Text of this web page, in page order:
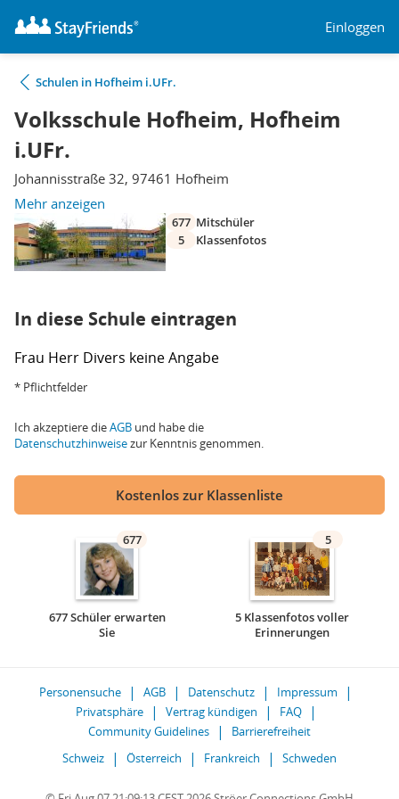
Einloggen
Schulen in Hofheim i.UFr.
Volksschule Hofheim, Hofheim
i.UFr.
Johannisstraße 32, 97461 Hofheim
Mehr anzeigen
677 Mitschüler
5
Klassenfotos
In diese Schule eintragen
Frau Herr Divers keine Angabe
* Pflichtfelder
Ich akzeptiere dieAGB und habe die
Datenschutzhinweisezur Kenntnis genommen.
Kostenlos zur Klassenliste
677
677 Schüler erwarten
Sie
5
5 Klassenfotos voller
Erinnerungen
Personensuche AGB Datenschutz
Impressum
Privatsphäre
Vertrag kündigen
FAQ
Community Guidelines
Barrierefreiheit
Schweiz
Österreich Frankreich Schweden